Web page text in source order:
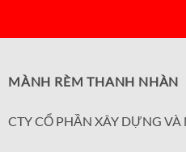
MÀNH RÈM THANH NHÀN
CTY CỔ PHẦN XÂY DỰNG